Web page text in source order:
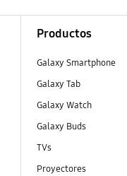
Productos
Galaxy Smartphone
Galaxy Tab
Galaxy Watch
Galaxy Buds
TVs
Proyectores